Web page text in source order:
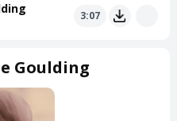
3:07
Goulding